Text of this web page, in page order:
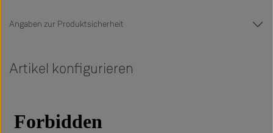
Angaben zur Produktsicherheit
Artikel konfigurieren